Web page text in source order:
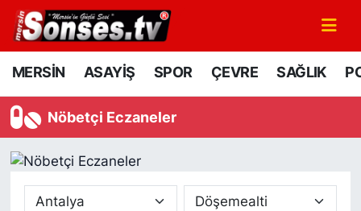
MERSİN ASAYİŞ SPOR ÇEVRE SAĞLIK
Nöbetçi Eczaneler
MERSİN
GÜNÜN MANŞETİ
Mersin Nöbetçi Eczaneler
Mersin Trafik Yoğunluk Haritası